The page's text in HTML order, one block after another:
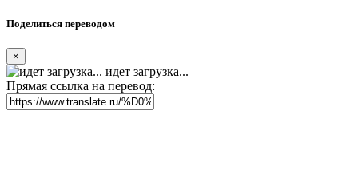
Поделиться переводом
×
идет загрузка...
Прямая ссылка на перевод: